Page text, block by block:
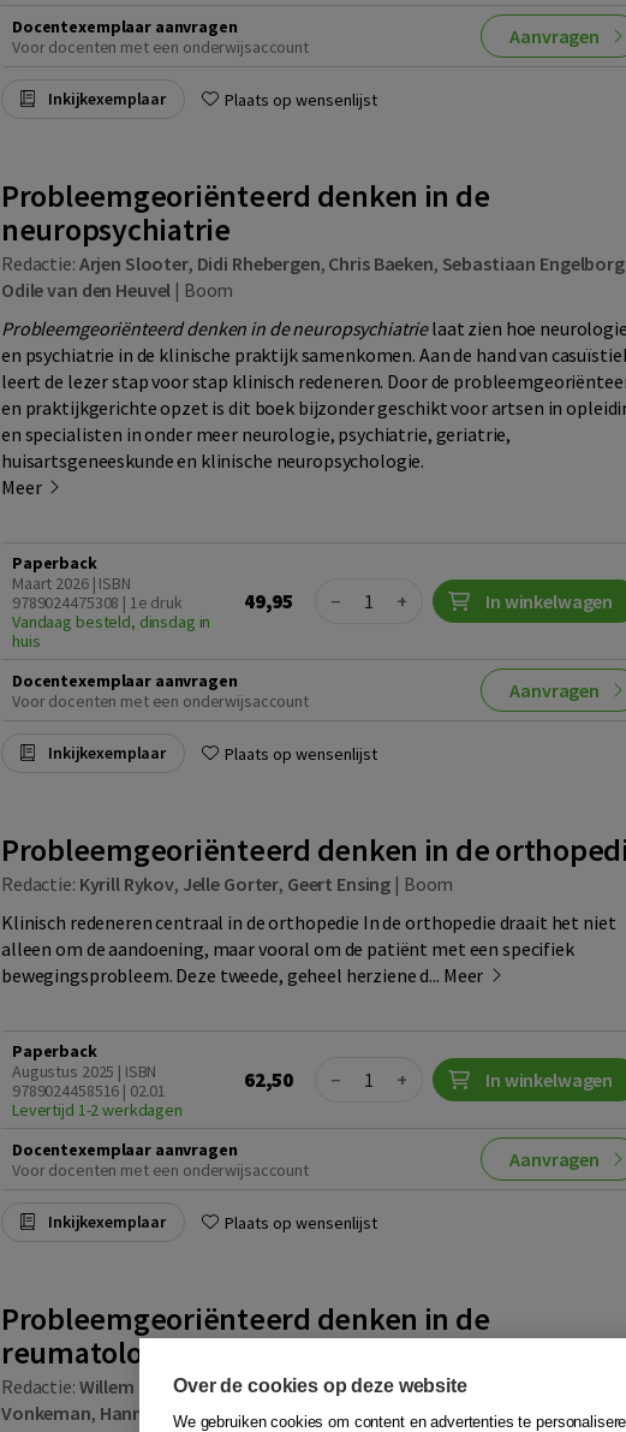
Docentexemplaar aanvragen
Voor docenten met een onderwijsaccount
Aanvragen
Inkijkexemplaar Plaats op wensenlijst
Probleemgeoriënteerd denken in de
neuropsychiatrie
Redactie: Arjen Slooter, Didi Rhebergen, Chris Baeken, Sebastiaan
Odile van den Heuvel | Boom
Probleemgeoriënteerd denken in de neuropsychiatrielaat zien hoe neurologie
en psychiatrie in de klinische praktijk samenkomen. Aan de hand van
leert de lezer stap voor stap klinisch redeneren. Door de
en praktijkgerichte opzet is dit boek bijzonder geschikt voor artsen in
en specialisten in onder meer neurologie, psychiatrie, geriatrie,
huisartsgeneeskunde en klinische neuropsychologie.
Meer
Paperback
Maart 2026 | ISBN
9789024475308 | 1e druk
Vandaag besteld, dinsdag in
huis
49,95 Quantity
− + In winkelwagen
Docentexemplaar aanvragen
Voor docenten met een onderwijsaccount
Aanvragen
Inkijkexemplaar Plaats op wensenlijst
Probleemgeoriënteerd denken in de
Redactie: Kyrill Rykov, Jelle Gorter, Geert Ensing | Boom
Klinisch redeneren centraal in de orthopedie In de orthopedie draait het niet
alleen om de aandoening, maar vooral om de patiënt met een specifiek
bewegingsprobleem. Deze tweede, geheel herziene d... Meer
Paperback
Augustus 2025 | ISBN
9789024458516 | 02.01
Levertijd 1-2 werkdagen
62,50 Quantity
− + In winkelwagen
Docentexemplaar aanvragen
Voor docenten met een onderwijsaccount
Aanvragen
Inkijkexemplaar Plaats op wensenlijst
Probleemgeoriënteerd denken in de
reumatologie
Redactie: Willem Lems,Wilfred Peter,Karin Hiemstra,Maaike Boonstra
Vonkeman, Hanneke Nieuwenhuis|Boom
Over de cookies op deze website
We gebruiken cookies om content en advertenties te